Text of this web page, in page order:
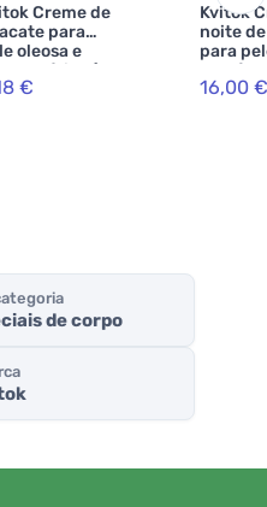
Creme de
para
oleosa e
(60
- nova
€
Kvitok
noite
para
com
16,00 €
de corpo